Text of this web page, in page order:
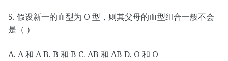
5. 假设新一的血型为 O 型，则其父母的血型组合一般不会
是（ ）
A. A 和 A B. B 和 B C. AB 和 AB D. O 和 O